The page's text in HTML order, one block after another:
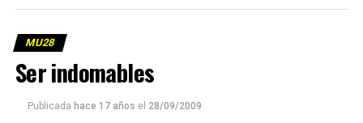
MU28
Ser indomables
Publicada hace 17 años el 28/09/2009